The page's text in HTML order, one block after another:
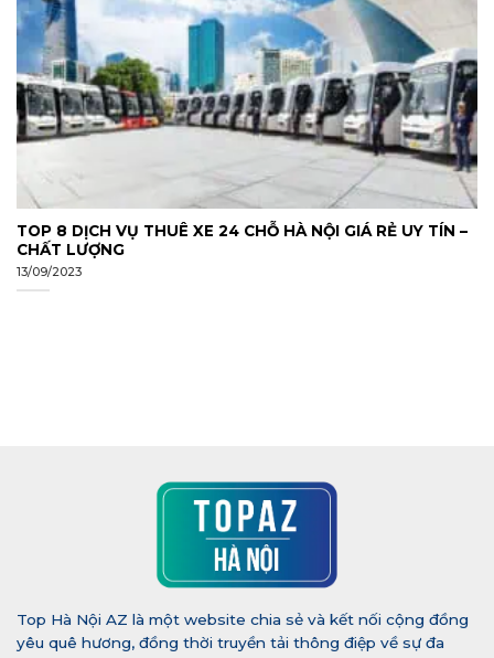
TOP 8 DỊCH VỤ THUÊ XE 24 CHỖ HÀ NỘI GIÁ RẺ UY TÍN –
CHẤT LƯỢNG
13/09/2023
Top Hà Nội AZ là một website chia sẻ và kết nối cộng đồng
yêu quê hương, đồng thời truyền tải thông điệp về sự đa